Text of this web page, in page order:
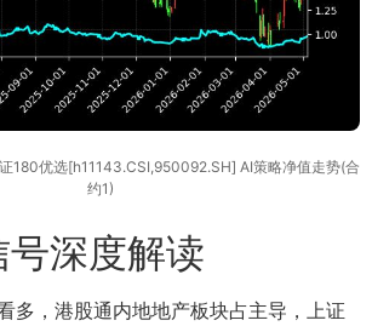
180优选[h11143.CSI,950092.SH] AI策略净值走势(合
约1)
深度解读
多，港股通内地地产板块占主导，上证